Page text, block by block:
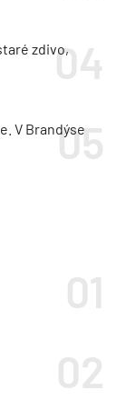
zdivo,
V Brandýse